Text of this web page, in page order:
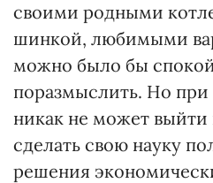
своими родными
шинкой, любимыми
можно было бы
поразмыслить. Но при
никак не может выйти
сделать свою науку
решения